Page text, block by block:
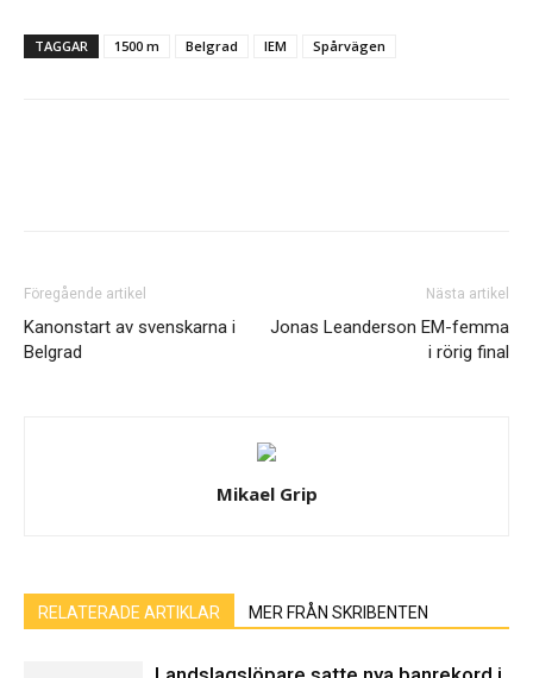
TAGGAR 1500 m Belgrad IEM Spårvägen
Föregående artikel
Kanonstart av svenskarna i
Belgrad
Nästa artikel
Jonas Leanderson EM-femma
i rörig final
Mikael Grip
RELATERADE ARTIKLAR MER FRÅN SKRIBENTEN